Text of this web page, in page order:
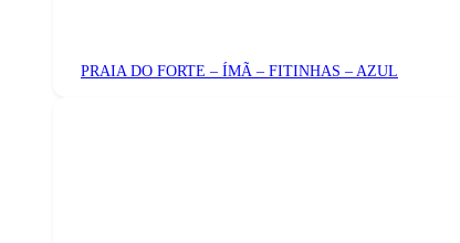
PRAIA DO FORTE – ÍMÃ – FITINHAS – AZUL